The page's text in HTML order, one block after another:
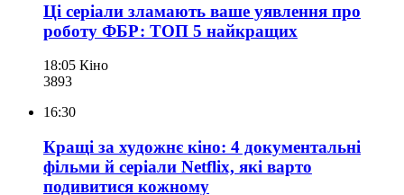
Ці серіали зламають ваше уявлення про
роботу ФБР: ТОП 5 найкращих
18:05 Кіно
3893
16:30
Кращі за художнє кіно: 4 документальні
фільми й серіали Netflix, які варто
подивитися кожному